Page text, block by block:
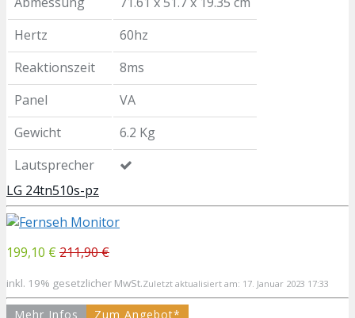
Hertz
60hz
Reaktionszeit
8ms
Panel
VA
Gewicht
6.2 Kg
Lautsprecher
LG 24tn510s-pz
199,10 € 211,90 €
inkl. 19% gesetzlicher MwSt.Zuletzt aktualisiert am: 17. Januar 2023 17:33
Mehr Infos Zum Angebot*